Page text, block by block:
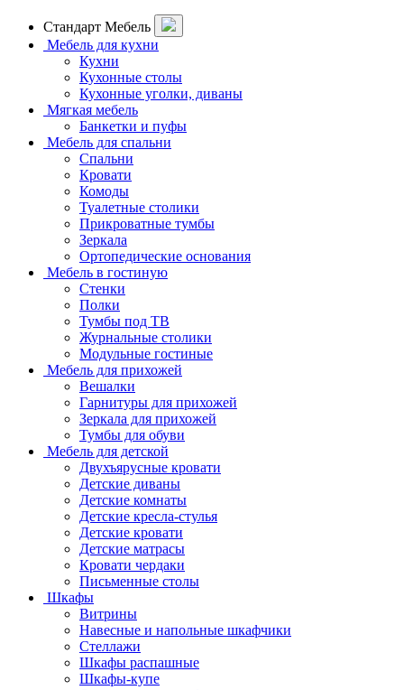
Стандарт Мебель
Мебель для кухни
Кухни
Кухонные столы
Кухонные уголки, диваны
Мягкая мебель
Банкетки и пуфы
Мебель для спальни
Спальни
Кровати
Комоды
Туалетные столики
Прикроватные тумбы
Зеркала
Ортопедические основания
Мебель в гостиную
Стенки
Полки
Тумбы под ТВ
Журнальные столики
Модульные гостиные
Мебель для прихожей
Вешалки
Гарнитуры для прихожей
Зеркала для прихожей
Тумбы для обуви
Мебель для детской
Двухъярусные кровати
Детские диваны
Детские комнаты
Детские кресла-стулья
Детские кровати
Детские матрасы
Кровати чердаки
Письменные столы
Шкафы
Витрины
Навесные и напольные шкафчики
Стеллажи
Шкафы распашные
Шкафы-купе